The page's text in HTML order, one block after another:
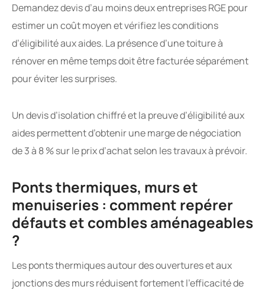
Demandez devis d’au moins deux entreprises RGE pour
estimer un coût moyen et vérifiez les conditions
d’éligibilité aux aides. La présence d’une toiture à
rénover en même temps doit être facturée séparément
pour éviter les surprises.
Un devis d’isolation chiffré et la preuve d’éligibilité aux
aides permettent d’obtenir une marge de négociation
de 3 à 8 % sur le prix d’achat selon les travaux à prévoir.
Ponts thermiques, murs et
menuiseries : comment repérer
défauts et combles aménageables
?
Les ponts thermiques autour des ouvertures et aux
jonctions des murs réduisent fortement l’efficacité de